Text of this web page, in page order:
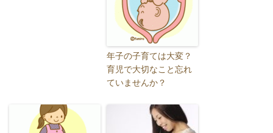
年子の子育ては大変？
育児で大切なこと忘れ
ていませんか？